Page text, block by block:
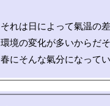
それは日によって氣温の
環境の変化が多いからだそ